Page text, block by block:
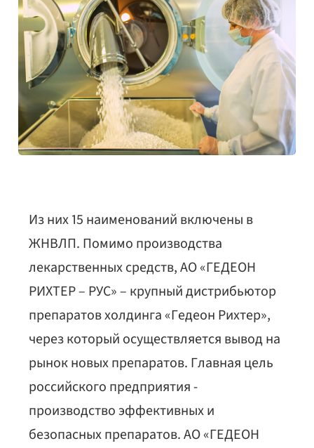
Из них 15 наименований включены в
ЖНВЛП. Помимо производства
лекарственных средств, АО «ГЕДЕОН
РИХТЕР – РУС» – крупный дистрибьютор
препаратов холдинга «Гедеон Рихтер»,
через который осуществляется вывод на
рынок новых препаратов. Главная цель
российского предприятия -
производство эффективных и
безопасных препаратов. АО «ГЕДЕОН